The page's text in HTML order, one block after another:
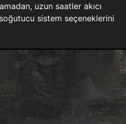
uzun saatler akıcı
sistem seçeneklerini